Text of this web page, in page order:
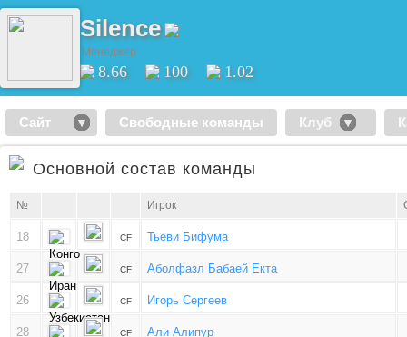
Silence
Менеджер
8.66 100 1.02
Сайт Свободные команды Клуб
Основной состав команды
№ Игрок
18 CF Тьеви Бифума
27 CF Аболфазл Бабаей Екта
26 CF Игорь Сергеев
28 CF Али Алипур